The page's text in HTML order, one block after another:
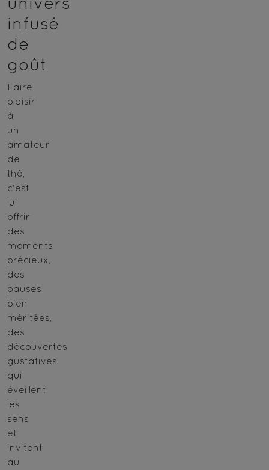
infusé
de
goût
Faire
plaisir
à
un
amateur
de
thé,
c'est
lui
offrir
des
moments
précieux,
des
pauses
bien
méritées,
des
découvertes
gustatives
qui
éveillent
les
sens
et
invitent
au